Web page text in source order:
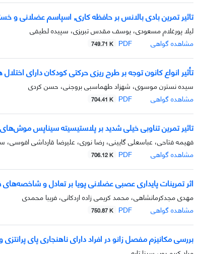
تاثیر تمرین بادی بالانس بر حافظه کاری, اسپاسم عضلانی و
لیلا پورغلام مسعودی، یوسف مقدس تبریزی، سپیده لطیفی
مشاهده گواهی
PDF
749.71 K
تأثیر انواع کانون توجه بر طرح ریزی حرکتی کودکان دارای
سیده نسترن موسوی، شهزاد طهماسبی بروجنی، حسن کردی
مشاهده گواهی
PDF
704.41 K
تاثیر تمرین تناوبی خیلی شدید بر پلاستیسیته سیناپس
فهیمه فتاحی، عباسعلی گایینی، رضا نوری، علیرضا قارداشی افوسی،
مشاهده گواهی
PDF
706.12 K
اثر تمرینات پایداری عصبی عضلانی پویا بر تعادل و شاخصه‌های
مهدی مجدکرمانشاهی، محمد کریمی زاده اردکانی، فریبا محمدی
مشاهده گواهی
PDF
750.87 K
بررسی مکانیزم مفصل زانو در افراد دارای ناهنجاری پای